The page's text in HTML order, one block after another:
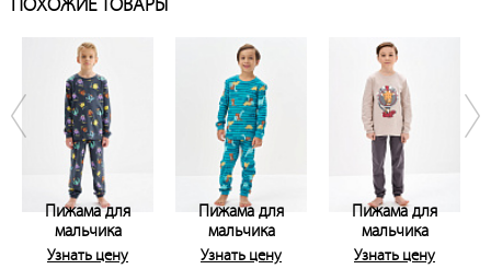
Пижама для
мальчика
Узнать цену
Пижама для
мальчика
Узнать цену
Пижама для
мальчика
Узнать цену